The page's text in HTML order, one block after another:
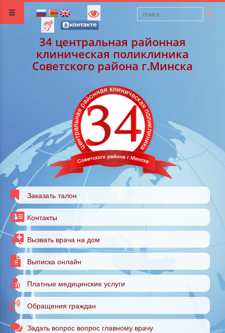
34 центральная районная
клиническая поликлиника
Советского района г.Минска
Заказать талон
Контакты
Вызвать врача на дом
Выписка онлайн
Платные медицинские услуги
Обращения граждан
Задать вопрос вопрос главному врачу